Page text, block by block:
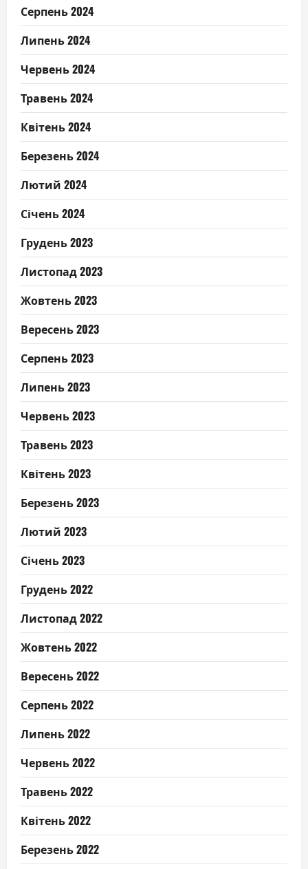
Серпень 2024
Липень 2024
Червень 2024
Травень 2024
Квітень 2024
Березень 2024
Лютий 2024
Січень 2024
Грудень 2023
Листопад 2023
Жовтень 2023
Вересень 2023
Серпень 2023
Липень 2023
Червень 2023
Травень 2023
Квітень 2023
Березень 2023
Лютий 2023
Січень 2023
Грудень 2022
Листопад 2022
Жовтень 2022
Вересень 2022
Серпень 2022
Липень 2022
Червень 2022
Травень 2022
Квітень 2022
Березень 2022